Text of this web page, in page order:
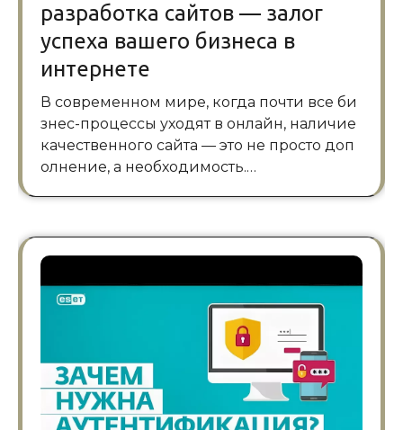
разработка сайтов — залог
успеха вашего бизнеса в
интернете
В современном мире, когда почти все би
знес-процессы уходят в онлайн, наличие
качественного сайта — это не просто доп
олнение, а необходимость.…